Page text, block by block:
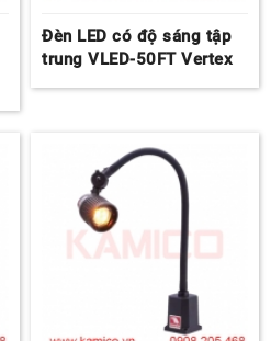
Đèn LED có độ sáng tập
trung VLED-50FT Vertex